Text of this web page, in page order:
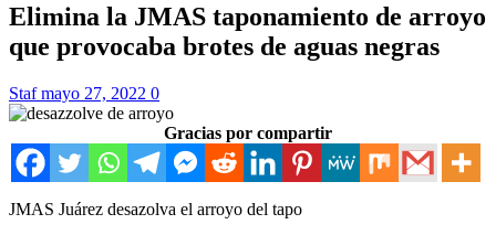
Elimina la JMAS taponamiento de arroyo
que provocaba brotes de aguas negras
Stafmayo 27, 2022 0
Gracias por compartir
JMAS Juárez desazolva el arroyo del tapo